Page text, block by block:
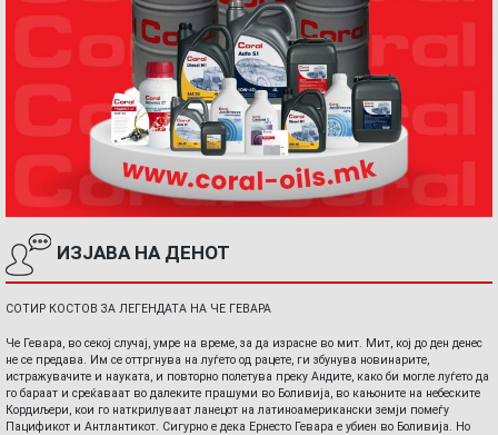
ИЗЈАВА НА ДЕНОТ
СОТИР КОСТОВ ЗА ЛЕГЕНДАТА НА ЧЕ ГЕВАРА
Че Гевара, во секој случај, умре на време, за да израсне во мит. Мит, кој до ден денес
не се предава. Им се оттргнува на луѓето од рацете, ги збунува новинарите,
истражувачите и науката, и повторно полетува преку Андите, како би могле луѓето да
го бараат и среќаваат во далеките прашуми во Боливија, во кањоните на небеските
Кордиљери, кои го наткрилуваат ланецот на латиноамерикански земји помеѓу
Пацификот и Антлантикот. Сигурно е дека Ернесто Гевара е убиен во Боливија. Но